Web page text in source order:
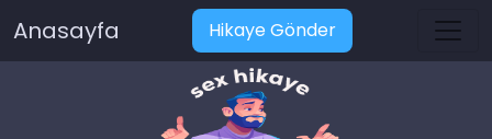
Anasayfa Hikaye Gönder